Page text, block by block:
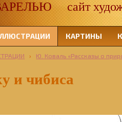
сайт
КАРТИНЫ
› Ю. Коваль «Рассказы о
и чибиса